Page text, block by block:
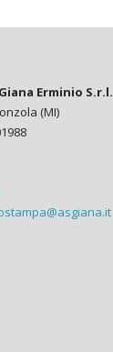
Erminio S.r.l.
(MI)